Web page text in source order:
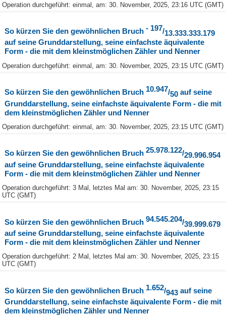
Operation durchgeführt: einmal, am: 30. November, 2025, 23:16 UTC (GMT)
So kürzen Sie den gewöhnlichen Bruch - 197/13.333.333.179
auf seine Grunddarstellung, seine einfachste äquivalente
Form - die mit dem kleinstmöglichen Zähler und Nenner
Operation durchgeführt: einmal, am: 30. November, 2025, 23:15 UTC (GMT)
So kürzen Sie den gewöhnlichen Bruch 10.947/50auf seine
Grunddarstellung, seine einfachste äquivalente Form - die mit
dem kleinstmöglichen Zähler und Nenner
Operation durchgeführt: einmal, am: 30. November, 2025, 23:15 UTC (GMT)
So kürzen Sie den gewöhnlichen Bruch 25.978.122/29.996.954
auf seine Grunddarstellung, seine einfachste äquivalente
Form - die mit dem kleinstmöglichen Zähler und Nenner
Operation durchgeführt: 3 Mal, letztes Mal am: 30. November, 2025, 23:15
UTC (GMT)
So kürzen Sie den gewöhnlichen Bruch 94.545.204/39.999.679
auf seine Grunddarstellung, seine einfachste äquivalente
Form - die mit dem kleinstmöglichen Zähler und Nenner
Operation durchgeführt: 2 Mal, letztes Mal am: 30. November, 2025, 23:15
UTC (GMT)
So kürzen Sie den gewöhnlichen Bruch 1.652/943auf seine
Grunddarstellung, seine einfachste äquivalente Form - die mit
dem kleinstmöglichen Zähler und Nenner